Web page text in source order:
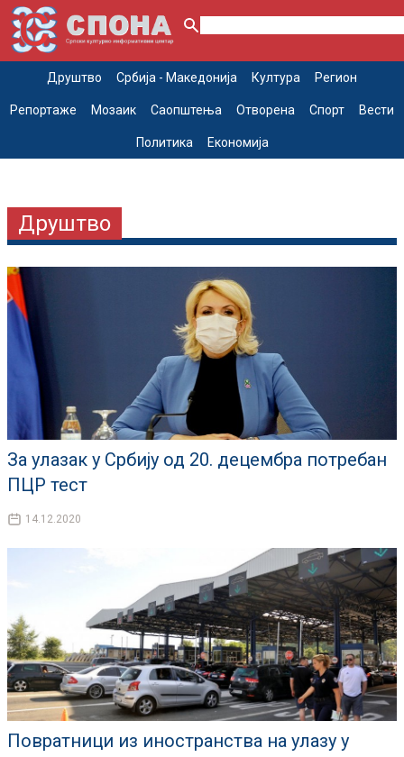
Друштво Србија - Македонија Култура Регион
Репортаже Мозаик Саопштења Отворена Спорт Вести
Политика Економија
Друштво
За улазак у Србију од 20. децембра потребан
ПЦР тест
14.12.2020
Повратници из иностранства на улазу у